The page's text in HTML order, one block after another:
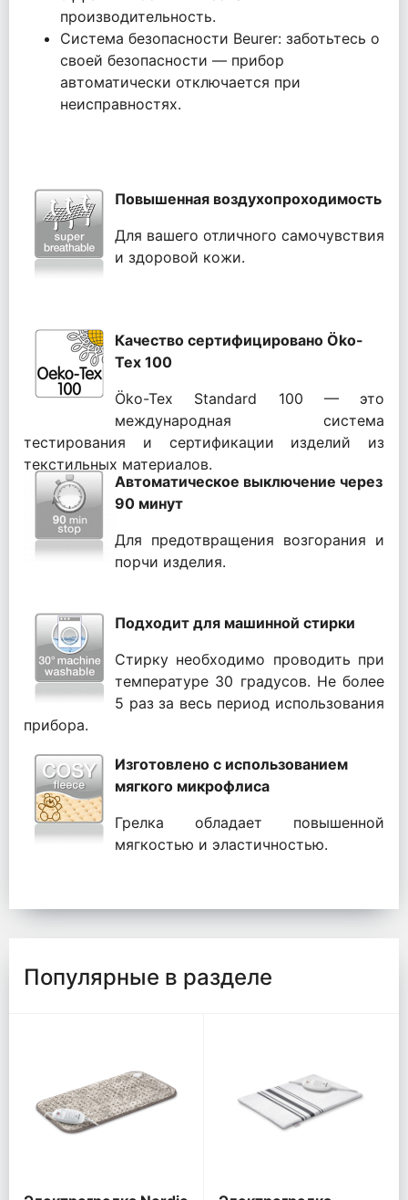
производительность.
Система безопасности Beurer: заботьтесь о
своей безопасности — прибор
автоматически отключается при
неисправностях.
Повышенная воздухопроходимость
Для вашего отличного самочувствия
и здоровой кожи.
Качество сертифицировано Öko-
Tex 100
Öko-Tex Standard 100 — это
международная система
тестирования и сертификации изделий из
текстильных материалов.
Автоматическое выключение через
90 минут
Для предотвращения возгорания и
порчи изделия.
Подходит для машинной стирки
Стирку необходимо проводить при
температуре 30 градусов. Не более
5 раз за весь период использования
прибора.
Изготовлено с использованием
мягкого микрофлиса
Грелка обладает повышенной
мягкостью и эластичностью.
Популярные в разделе